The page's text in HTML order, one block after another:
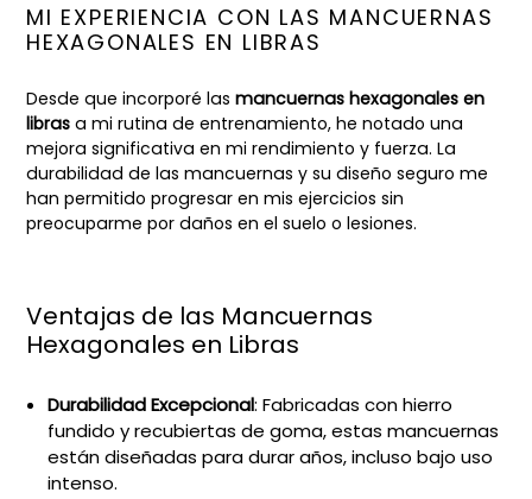
MI EXPERIENCIA CON LAS MANCUERNAS
HEXAGONALES EN LIBRAS
Desde que incorporé las mancuernas hexagonales en
libras a mi rutina de entrenamiento, he notado una
mejora significativa en mi rendimiento y fuerza. La
durabilidad de las mancuernas y su diseño seguro me
han permitido progresar en mis ejercicios sin
preocuparme por daños en el suelo o lesiones.
Ventajas de las Mancuernas
Hexagonales en Libras
Durabilidad Excepcional: Fabricadas con hierro
fundido y recubiertas de goma, estas mancuernas
están diseñadas para durar años, incluso bajo uso
intenso.